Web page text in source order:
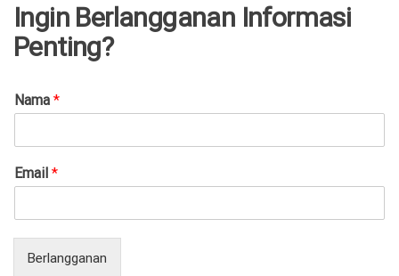
Ingin Berlangganan Informasi
Penting?
Nama *
Email *
Berlangganan